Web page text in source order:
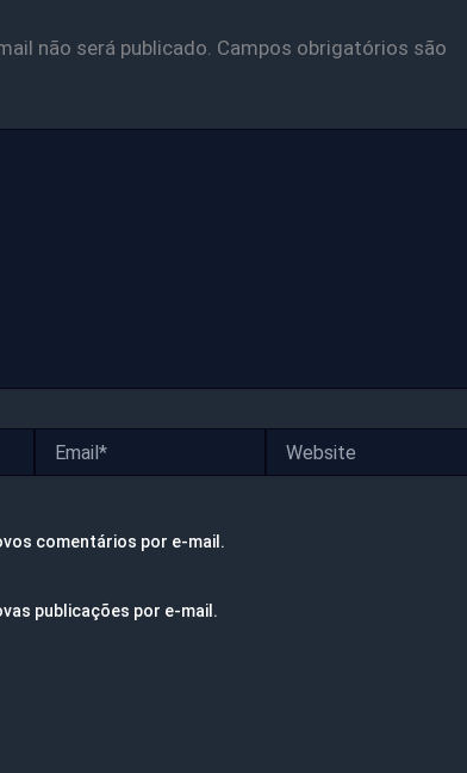
não será publicado. Campos obrigatórios são
comentários por e-mail.
publicações por e-mail.